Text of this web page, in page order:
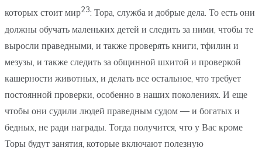
которых стоит мир23: Тора, служба и добрые дела. То есть они
должны обучать маленьких детей и следить за ними, чтобы те
выросли праведными, и также проверять книги, тфилин и
мезузы, и также следить за общинной шхитой и проверкой
кашерности животных, и делать все остальное, что требует
постоянной проверки, особенно в наших поколениях. И еще
чтобы они судили людей праведным судом — и богатых и
бедных, не ради награды. Тогда получится, что у Вас кроме
Торы будут занятия, которые включают полезную